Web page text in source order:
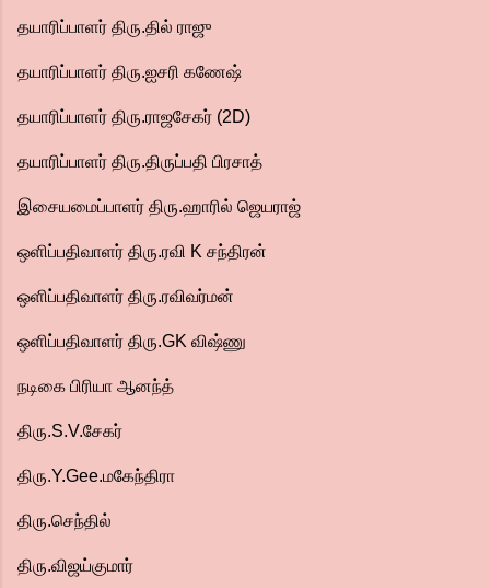
தயாரிப்பாளர் திரு.தில் ராஜு
தயாரிப்பாளர் திரு.ஐசரி கணேஷ்
தயாரிப்பாளர் திரு.ராஜசேகர் (2D)
தயாரிப்பாளர் திரு.திருப்பதி பிரசாத்
இசையமைப்பாளர் திரு.ஹாரில் ஜெயராஜ்
ஒளிப்பதிவாளர் திரு.ரவி K சந்திரன்
ஒளிப்பதிவாளர் திரு.ரவிவர்மன்
ஒளிப்பதிவாளர் திரு.GK விஷ்ணு
நடிகை பிரியா ஆனந்த்
திரு.S.V.சேகர்
திரு.Y.Gee.மகேந்திரா
திரு.செந்தில்
திரு.விஜய்குமார்